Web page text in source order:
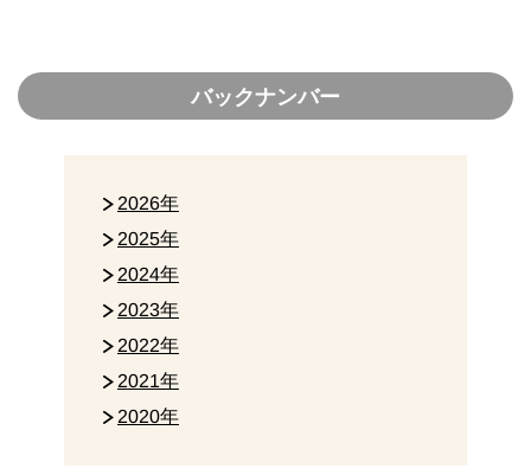
バックナンバー
2026年
2025年
2024年
2023年
2022年
2021年
2020年